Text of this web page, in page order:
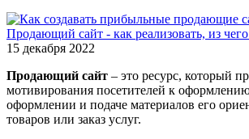
Продающий сайт - как реализовать, из
15 декабря 2022
Продающий сайт – это ресурс, который
мотивирования посетителей к
оформлении и подаче материалов его
товаров или заказ услуг.